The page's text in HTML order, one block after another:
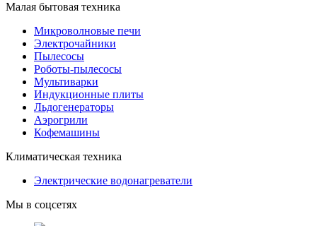
Малая бытовая техника
Микроволновые печи
Электрочайники
Пылесосы
Роботы-пылесосы
Мультиварки
Индукционные плиты
Льдогенераторы
Аэрогрили
Кофемашины
Климатическая техника
Электрические водонагреватели
Мы в соцсетях